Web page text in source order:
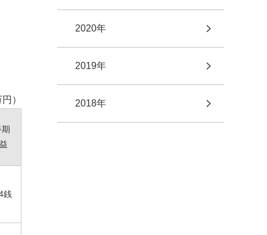
）
銭
2020年
2019年
2018年